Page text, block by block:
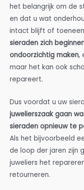
het belangrijk om de
en dat u wat
intact blijft of
sieraden zich
ondoorzichtig maken,
maar het kan ook
repareert.
Dus voordat u uw
juwelierszaak gaan
sieraden opnieuw te
Als het bijvoorbeeld
de loop der jaren zijn
juweliers het
retourneren.